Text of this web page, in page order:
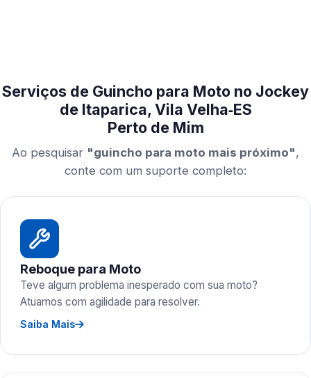
Serviços de Guincho para Moto no Jockey
de Itaparica, Vila Velha‑ES
Perto de Mim
Ao pesquisar "guincho para moto mais próximo",
conte com um suporte completo:
Reboque para Moto
Teve algum problema inesperado com sua moto?
Atuamos com agilidade para resolver.
Saiba Mais